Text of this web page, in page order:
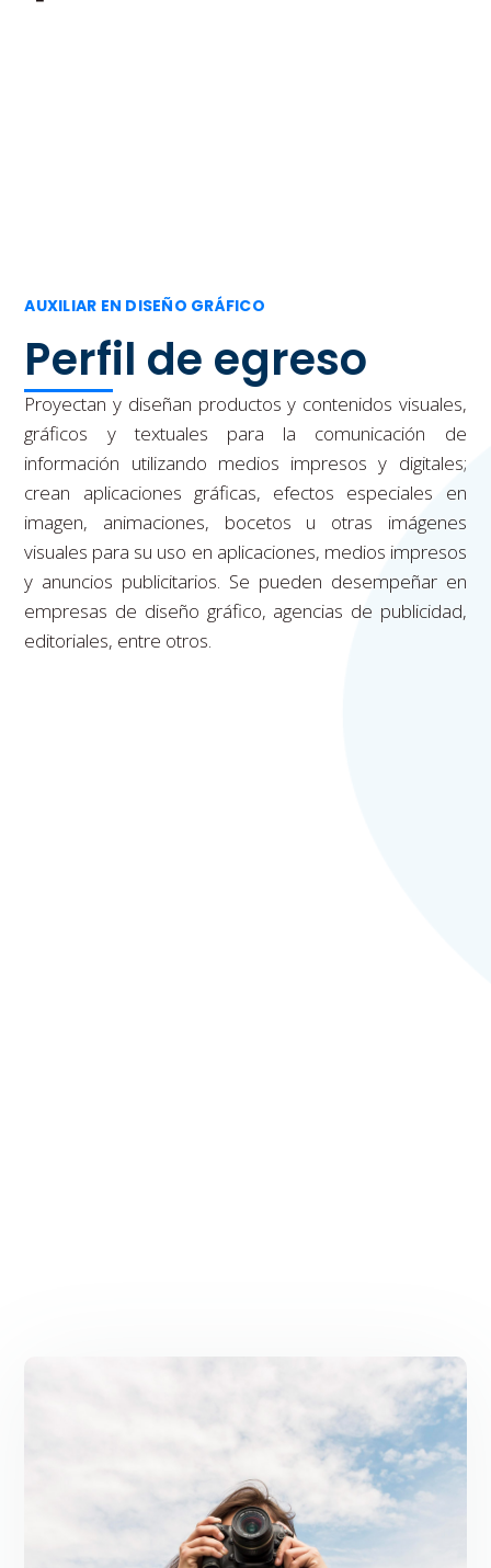
AUXILIAR EN DISEÑO GRÁFICO
Perfil de egreso
Proyectan y diseñan productos y contenidos visuales,
gráficos y textuales para la comunicación de
información utilizando medios impresos y digitales;
crean aplicaciones gráficas, efectos especiales en
imagen, animaciones, bocetos u otras imágenes
visuales para su uso en aplicaciones, medios impresos
y anuncios publicitarios. Se pueden desempeñar en
empresas de diseño gráfico, agencias de publicidad,
editoriales, entre otros.